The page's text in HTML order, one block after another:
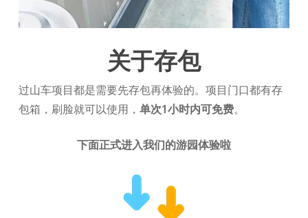
关于存包
过山车项目都是需要先存包再体验的。项目门口都有存
包箱，刷脸就可以使用， 单次1小时内可免费。
下面正式进入我们的游园体验啦